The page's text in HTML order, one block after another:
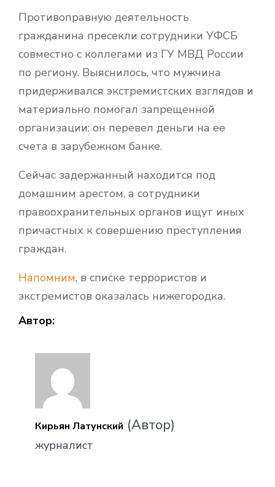
Противоправную деятельность
гражданина пресекли сотрудники УФСБ
совместно с коллегами из ГУ МВД России
по региону. Выяснилось, что мужчина
придерживался экстремистских взглядов и
материально помогал запрещенной
организации: он перевел деньги на ее
счета в зарубежном банке.
Сейчас задержанный находится под
домашним арестом, а сотрудники
правоохранительных органов ищут иных
причастных к совершению преступления
граждан.
Напомним, в списке террористов и
экстремистов оказалась нижегородка.
Автор:
Кирьян Латунский (Автор)
журналист